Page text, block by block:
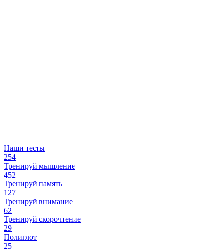
Наши тесты
254
Тренируй мышление
452
Тренируй память
127
Тренируй внимание
62
Тренируй скорочтение
29
Полиглот
25